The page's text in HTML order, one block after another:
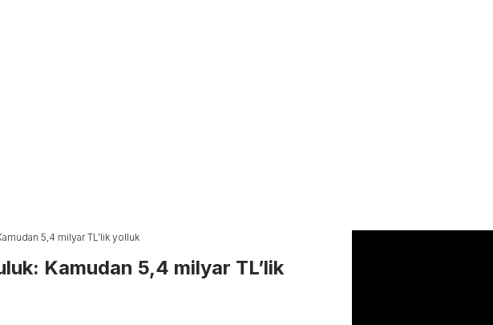
5,4 milyar TL’lik yolluk
Kamudan 5,4 milyar TL’lik